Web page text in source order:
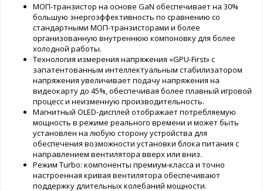
МОП-транзистор на основе GaN обеспечивает на 30%
большую энергоэффективность по сравнению со
стандартными МОП-транзисторами и более
организованную внутреннюю компоновку для более
холодной работы.
Технология измерения напряжения «GPU-First» с
запатентованным интеллектуальным стабилизатором
напряжения увеличивает подачу напряжения на
видеокарту до 45%, обеспечивая более плавный игровой
процесс и неизменную производительность.
Магнитный OLED-дисплей отображает потребляемую
мощность в режиме реального времени и может быть
установлен на любую сторону устройства для
обеспечения возможности установки блока питания с
направлением вентилятора вверх или вниз.
Режим Turbo: компоненты премиум-класса и точно
настроенная кривая вентилятора обеспечивают
поддержку длительных колебаний мощности.